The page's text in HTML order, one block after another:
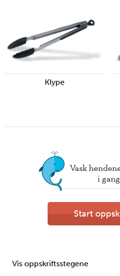
Klype
Vask
i gang
Start
Vis oppskriftsstegene